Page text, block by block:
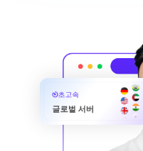
초고속
글로벌 서버